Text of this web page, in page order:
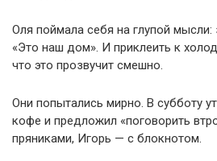
Оля поймала себя на глупой мысли:
«Это наш дом». И приклеить к
что это прозвучит смешно.
Они попытались мирно. В субботу
кофе и предложил «поговорить
пряниками, Игорь — с блокнотом.